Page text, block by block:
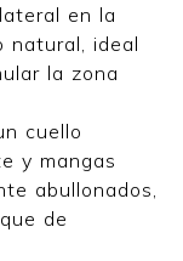
en la
natural, ideal
la zona
cuello
y mangas
abullonados,
de